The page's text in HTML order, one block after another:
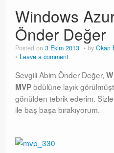
Video-Webcast-Seminer
Windows Server Family
SCOM
SCOM
Orchestrator
Windows
Önder Değer
Posted on 3 Ekim 2013 by Okan
Leave a comment
Sevgili Abim Önder Değer,
MVPödülüne layık
gönülden tebrik ederim.
ile baş başa bırakıyorum.